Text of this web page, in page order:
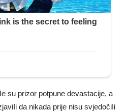
su prizor potpune devastacije, a
da nikada prije nisu svjedočiIi